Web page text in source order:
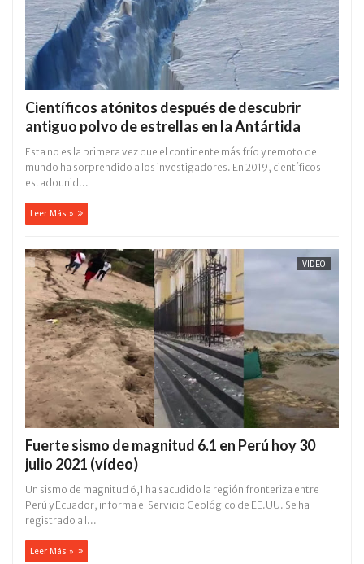
Científicos atónitos después de descubrir
antiguo polvo de estrellas en la Antártida
Esta no es la primera vez que el continente más frío y remoto del
mundo ha sorprendido a los investigadores. En 2019, científicos
estadounid...
Leer Más »
VÍDEO
Fuerte sismo de magnitud 6.1 en Perú hoy 30
julio 2021 (vídeo)
Un sismo de magnitud 6,1 ha sacudido la región fronteriza entre
Perú y Ecuador, informa el Servicio Geológico de EE.UU. Se ha
registrado a l...
Leer Más »